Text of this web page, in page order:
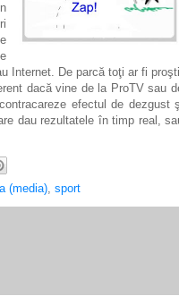
Internet. De parcă toţi ar fi
dacă vine de la ProTV sau
efectul de dezgust
dau rezultatele în timp real,
(media), sport